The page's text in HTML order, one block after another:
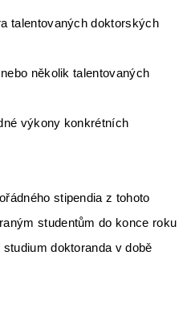
talentovaných doktorských
několik talentovaných
výkony konkrétních
stipendia z tohoto
studentům do konce roku
doktoranda v době